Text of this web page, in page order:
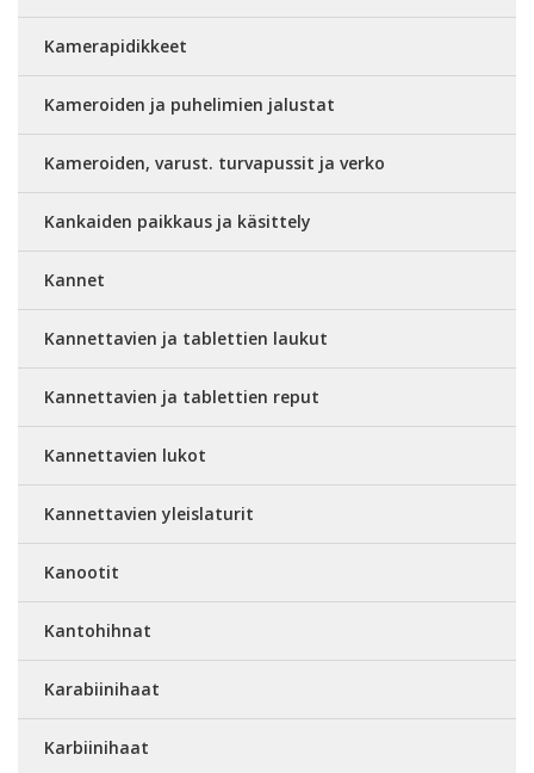
Kamerapidikkeet
Kameroiden ja puhelimien jalustat
Kameroiden, varust. turvapussit ja verko
Kankaiden paikkaus ja käsittely
Kannet
Kannettavien ja tablettien laukut
Kannettavien ja tablettien reput
Kannettavien lukot
Kannettavien yleislaturit
Kanootit
Kantohihnat
Karabiinihaat
Karbiinihaat